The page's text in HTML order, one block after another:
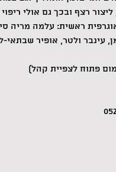
רצף ובכך גם אולי
עינבר ולטר, אופיר שבתאי-